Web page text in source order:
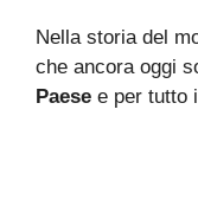
Nella storia del
che ancora oggi
Paese e per tutto